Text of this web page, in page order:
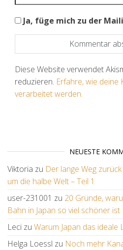
Ja, füge mich zu der
Diese Website verwendet
reduzieren. Erfahre, wie deine
verarbeitet werden.
NEUESTE
Viktoria zu Der lange Weg
um die halbe Welt – Teil 1
user-231001 zu 20 Gründe,
Bahn in Japan so viel schöner ist
Leci zu Warum Japan das
Helga Loessl zu Noch mehr